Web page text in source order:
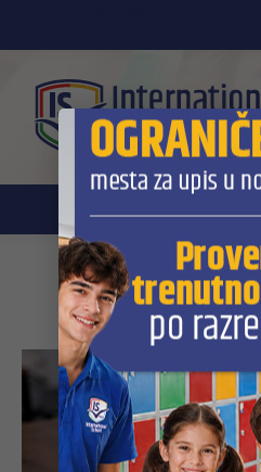
Author Archives: